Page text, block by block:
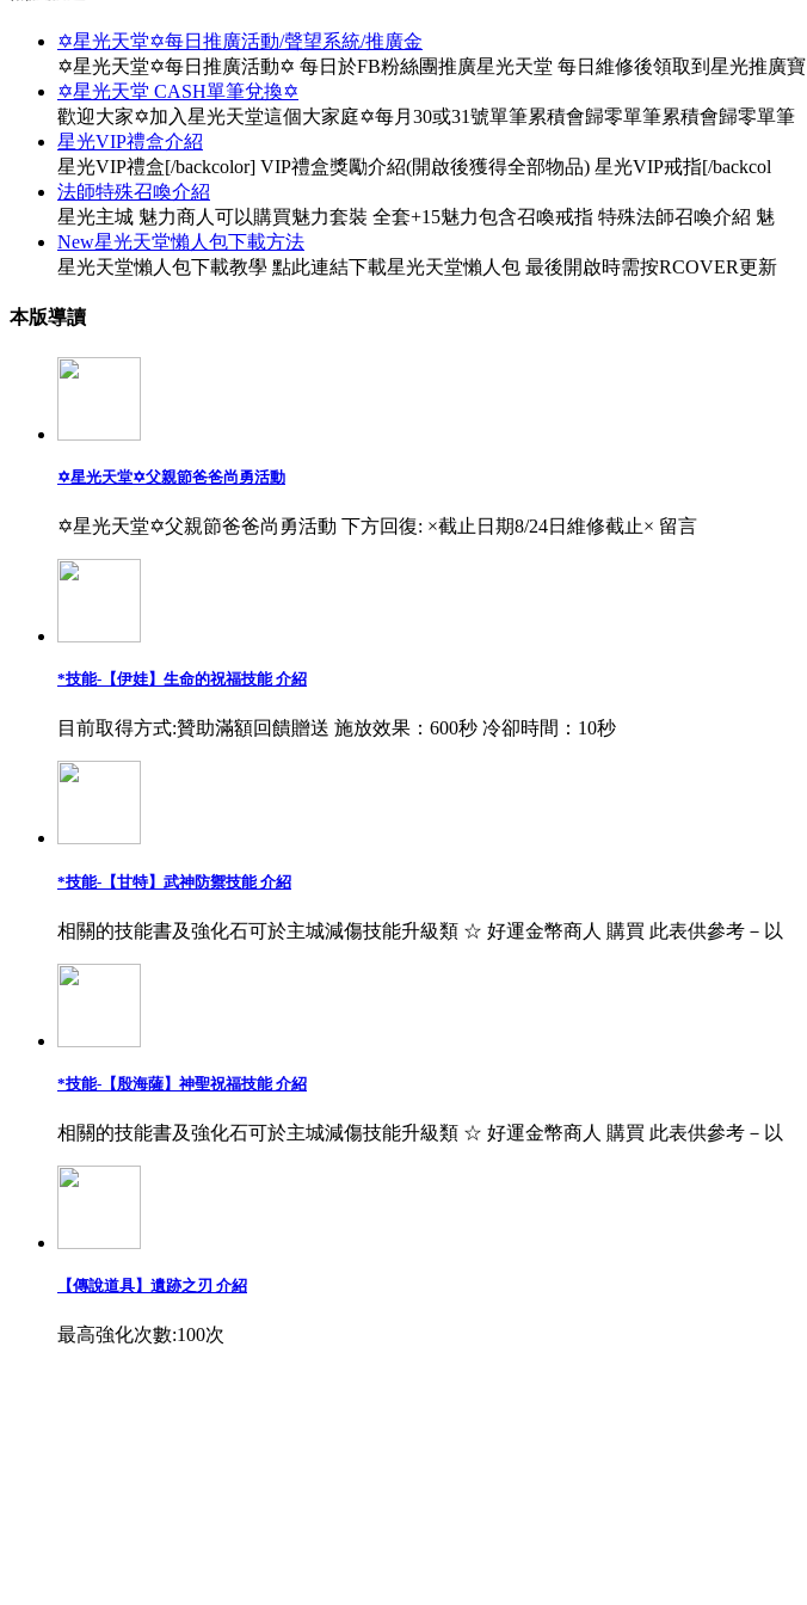
✡星光天堂✡每日推廣活動/聲望系統/推廣金
✡星光天堂✡每日推廣活動✡ 每日於FB粉絲團推廣星光天堂 每日維修後領取到星光推廣寶
✡星光天堂 CASH單筆兌換✡
歡迎大家✡加入星光天堂這個大家庭✡每月30或31號單筆累積會歸零單筆累積會歸零單筆
星光VIP禮盒介紹
星光VIP禮盒[/backcolor] VIP禮盒獎勵介紹(開啟後獲得全部物品) 星光VIP戒指[/backcol
法師特殊召喚介紹
星光主城 魅力商人可以購買魅力套裝 全套+15魅力包含召喚戒指 特殊法師召喚介紹 魅
New星光天堂懶人包下載方法
星光天堂懶人包下載教學 點此連結下載星光天堂懶人包 最後開啟時需按RCOVER更新
本版導讀
✡星光天堂✡父親節爸爸尚勇活動
✡星光天堂✡父親節爸爸尚勇活動 下方回復: ×截止日期8/24日維修截止× 留言
*技能-【伊娃】生命的祝福技能 介紹
目前取得方式:贊助滿額回饋贈送 施放效果：600秒 冷卻時間：10秒
*技能-【甘特】武神防禦技能 介紹
相關的技能書及強化石可於主城減傷技能升級類 ☆ 好運金幣商人 購買 此表供參考－以
*技能-【殷海薩】神聖祝福技能 介紹
相關的技能書及強化石可於主城減傷技能升級類 ☆ 好運金幣商人 購買 此表供參考－以
【傳說道具】遺跡之刃 介紹
最高強化次數:100次